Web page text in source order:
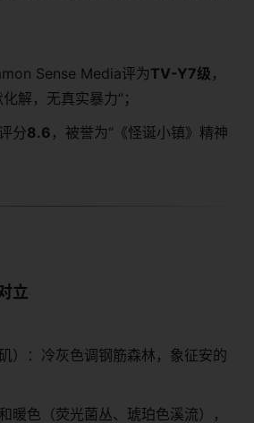
Sense Media评为​​TV-Y7级​ ​，
解，无真实暴力”；
分​​8.6​ ​，被誉为“《怪诞小镇》精神
立​
）：冷灰色调钢筋森林，象征安的
暖色（荧光菌丛、琥珀色溪流），